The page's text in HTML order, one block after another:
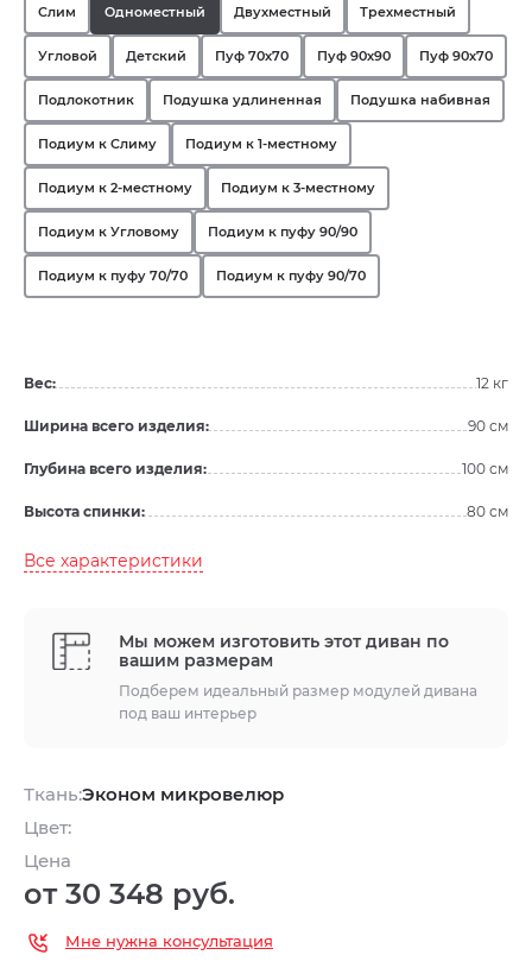
Слим Одноместный Двухместный Трехместный
Угловой Детский Пуф 70х70 Пуф 90х90 Пуф 90х70
Подлокотник Подушка удлиненная Подушка набивная
Подиум к Слиму Подиум к 1-местному
Подиум к 2-местному Подиум к 3-местному
Подиум к Угловому Подиум к пуфу 90/90
Подиум к пуфу 70/70 Подиум к пуфу 90/70
Вес: 12 кг
Ширина всего изделия: 90 см
Глубина всего изделия: 100 см
Высота спинки: 80 см
Все характеристики
Мы можем изготовить этот диван по
вашим размерам
Подберем идеальный размер модулей дивана
под ваш интерьер
Ткань:Эконом микровелюр
Цвет:
Цена
от 30 348 руб.
Мне нужна консультация